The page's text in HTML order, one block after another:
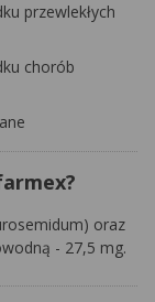
przewlekłych
chorób
oraz
- 27,5 mg.